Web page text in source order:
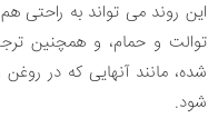
این روند می تواند به راحتی
توالت و حمام، و همچنین
شده، مانند آنهایی که در
شود.